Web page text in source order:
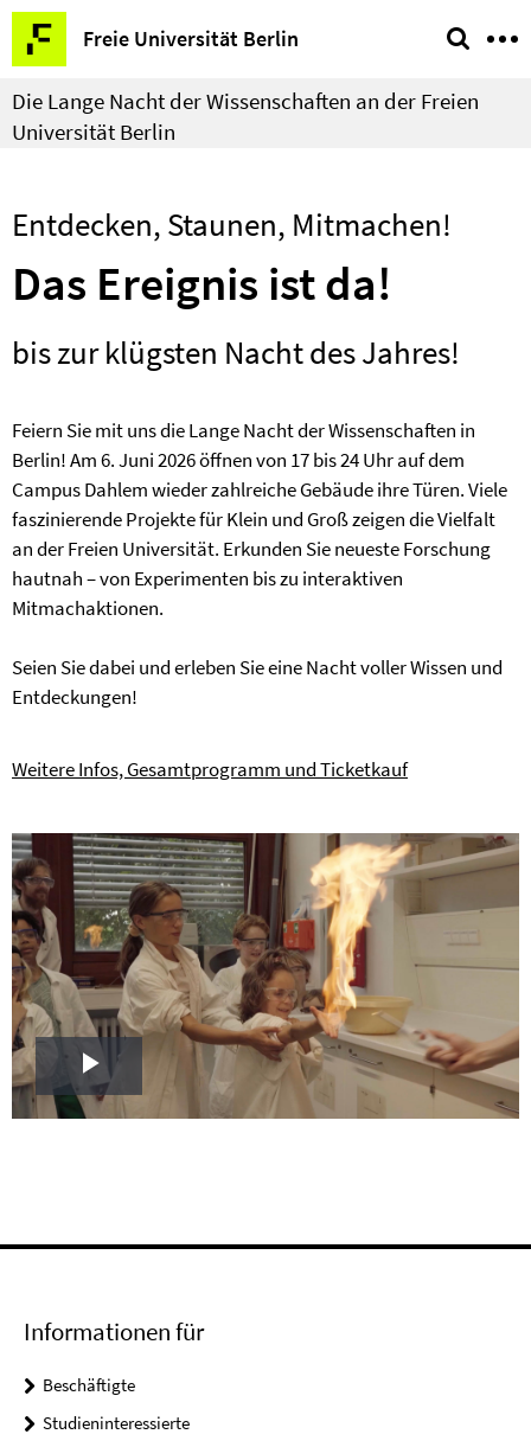
Springe
direkt
zu
Inhalt
Freie Universität Berlin
Service-
Navigation
Die Lange Nacht der Wissenschaften an der Freien
Universität Berlin
Entdecken, Staunen, Mitmachen!
Das Ereignis ist da!
bis zur klügsten Nacht des Jahres!
Feiern Sie mit uns die Lange Nacht der Wissenschaften in
Berlin! Am 6. Juni 2026 öffnen von 17 bis 24 Uhr auf dem
Campus Dahlem wieder zahlreiche Gebäude ihre Türen. Viele
faszinierende Projekte für Klein und Groß zeigen die Vielfalt
an der Freien Universität. Erkunden Sie neueste Forschung
hautnah – von Experimenten bis zu interaktiven
Mitmachaktionen.
Seien Sie dabei und erleben Sie eine Nacht voller Wissen und
Entdeckungen!
Weitere Infos, Gesamtprogramm und Ticketkauf
Play
Informationen für
Beschäftigte
Studieninteressierte